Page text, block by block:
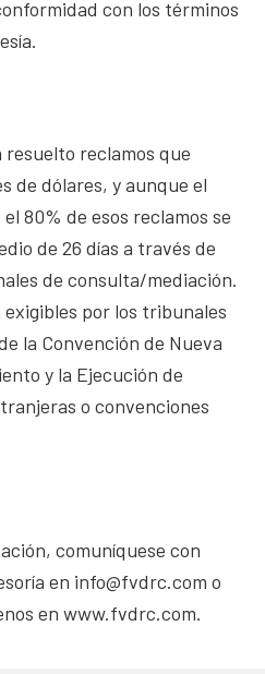
con los términos
resuelto reclamos que
de dólares, y aunque el
80% de esos reclamos se
de 26 días a través de
de consulta/mediación.
por los tribunales
la Convención de Nueva
y la Ejecución de
o convenciones
comuníquese con
en info@fvdrc.com o
en www.fvdrc.com.